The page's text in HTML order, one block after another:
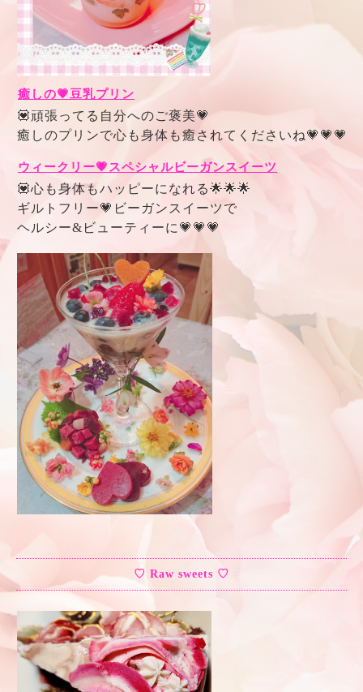
癒しの💗豆乳プリン
💟頑張ってる自分へのご褒美💗
癒しのプリンで心も身体も癒されてくださいね💗💗💗
ウィークリー💗スペシャルビーガンスイーツ
💟心も身体もハッピーになれる🌟🌟🌟
ギルトフリー💗ビーガンスイーツで
ヘルシー&ビューティーに💗💗💗
♡ Raw sweets ♡